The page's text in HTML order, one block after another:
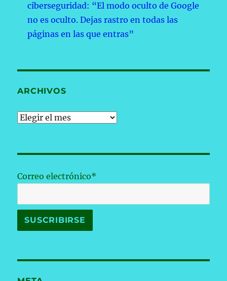
ciberseguridad: “El modo oculto de Google
no es oculto. Dejas rastro en todas las
páginas en las que entras”
ARCHIVOS
Archivos
Correo electrónico*